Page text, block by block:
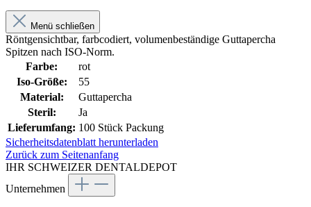
Menü schließen
Röntgensichtbar, farbcodiert, volumenbeständige Guttapercha
Spitzen nach ISO-Norm.
Farbe:
rot
Iso-Größe:
55
Material:
Guttapercha
Steril:
Ja
Lieferumfang: 100 Stück Packung
Sicherheitsdatenblatt herunterladen
Zurück zum Seitenanfang
IHR SCHWEIZER DENTALDEPOT
Unternehmen